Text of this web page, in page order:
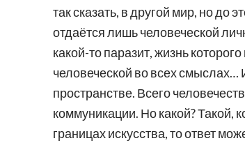
так сказать, в другой мир, но до
отдаётся лишь человеческой
какой-то паразит, жизнь
человеческой во всех смыслах…
пространстве. Всего
коммуникации. Но какой? Такой,
границах искусства, то ответ